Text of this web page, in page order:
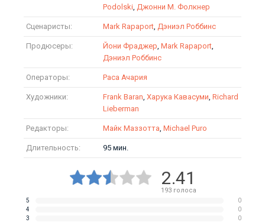
Podolski, Джонни М. Фолкнер
Сценаристы: Mark Rapaport, Дэниэл Роббинс
Продюсеры: Йони Фраджер, Mark Rapaport,
Дэниэл Роббинс
Операторы: Раса Ачария
Художники: Frank Baran, Харука Кавасуми, Richard
Lieberman
Редакторы: Майк Маззотта, Michael Puro
Длительность: 95 мин.
2.41
193голоса
5
0
4
0
3
0